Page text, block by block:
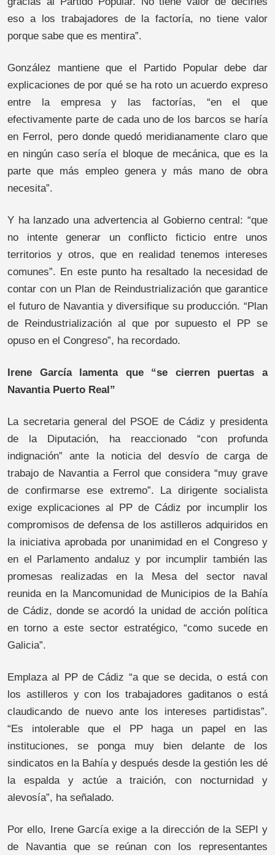
eso a los trabajadores de la factoría, no tiene valor
porque sabe que es mentira”.
González mantiene que el Partido Popular debe dar
explicaciones de por qué se ha roto un acuerdo expreso
entre la empresa y las factorías, “en el que
efectivamente parte de cada uno de los barcos se haría
en Ferrol, pero donde quedó meridianamente claro que
en ningún caso sería el bloque de mecánica, que es la
parte que más empleo genera y más mano de obra
necesita”.
Y ha lanzado una advertencia al Gobierno central: “que
no intente generar un conflicto ficticio entre unos
territorios y otros, que en realidad tenemos intereses
comunes”. En este punto ha resaltado la necesidad de
contar con un Plan de Reindustrialización que garantice
el futuro de Navantia y diversifique su producción. “Plan
de Reindustrialización al que por supuesto el PP se
opuso en el Congreso”, ha recordado.
Irene García lamenta que “se cierren puertas a
Navantia Puerto Real”
La secretaria general del PSOE de Cádiz y presidenta
de la Diputación, ha reaccionado “con profunda
indignación” ante la noticia del desvío de carga de
trabajo de Navantia a Ferrol que considera “muy grave
de confirmarse ese extremo”. La dirigente socialista
exige explicaciones al PP de Cádiz por incumplir los
compromisos de defensa de los astilleros adquiridos en
la iniciativa aprobada por unanimidad en el Congreso y
en el Parlamento andaluz y por incumplir también las
promesas realizadas en la Mesa del sector naval
reunida en la Mancomunidad de Municipios de la Bahía
de Cádiz, donde se acordó la unidad de acción política
en torno a este sector estratégico, “como sucede en
Galicia”.
Emplaza al PP de Cádiz “a que se decida, o está con
los astilleros y con los trabajadores gaditanos o está
claudicando de nuevo ante los intereses partidistas”.
“Es intolerable que el PP haga un papel en las
instituciones, se ponga muy bien delante de los
sindicatos en la Bahía y después desde la gestión les dé
la espalda y actúe a traición, con nocturnidad y
alevosía”, ha señalado.
Por ello, Irene García exige a la dirección de la SEPI y
de Navantia que se reúnan con los representantes